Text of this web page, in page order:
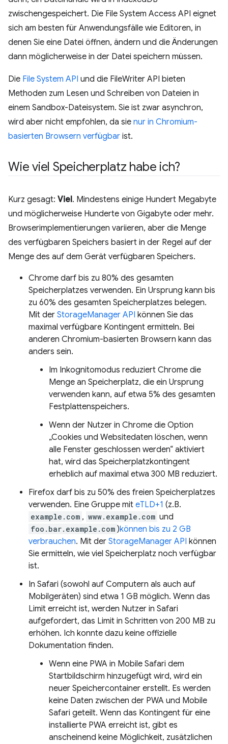
zwischengespeichert. Die File System Access API eignet
sich am besten für Anwendungsfälle wie Editoren, in
denen Sie eine Datei öffnen, ändern und die Änderungen
dann möglicherweise in der Datei speichern müssen.
Die File System API und die FileWriter API bieten
Methoden zum Lesen und Schreiben von Dateien in
einem Sandbox-Dateisystem. Sie ist zwar asynchron,
wird aber nicht empfohlen, da sie nur in Chromium-
basierten Browsern verfügbar ist.
Wie viel Speicherplatz habe ich?
Kurz gesagt: Viel. Mindestens einige Hundert Megabyte
und möglicherweise Hunderte von Gigabyte oder mehr.
Browserimplementierungen variieren, aber die Menge
des verfügbaren Speichers basiert in der Regel auf der
Menge des auf dem Gerät verfügbaren Speichers.
Chrome darf bis zu 80% des gesamten
Speicherplatzes verwenden. Ein Ursprung kann bis
zu 60% des gesamten Speicherplatzes belegen.
Mit der StorageManager API können Sie das
maximal verfügbare Kontingent ermitteln. Bei
anderen Chromium-basierten Browsern kann das
anders sein.
Im Inkognitomodus reduziert Chrome die
Menge an Speicherplatz, die ein Ursprung
verwenden kann, auf etwa 5% des gesamten
Festplattenspeichers.
Wenn der Nutzer in Chrome die Option
„Cookies und Websitedaten löschen, wenn
alle Fenster geschlossen werden“ aktiviert
hat, wird das Speicherplatzkontingent
erheblich auf maximal etwa 300 MB reduziert.
Firefox darf bis zu 50% des freien Speicherplatzes
verwenden. Eine Gruppe mit eTLD+1 (z.B.
example.com , www.example.com und
foo.bar.example.com )können bis zu 2 GB
verbrauchen. Mit der StorageManager API können
Sie ermitteln, wie viel Speicherplatz noch verfügbar
ist.
In Safari (sowohl auf Computern als auch auf
Mobilgeräten) sind etwa 1 GB möglich. Wenn das
Limit erreicht ist, werden Nutzer in Safari
aufgefordert, das Limit in Schritten von 200 MB zu
erhöhen. Ich konnte dazu keine offizielle
Dokumentation finden.
Wenn eine PWA in Mobile Safari dem
Startbildschirm hinzugefügt wird, wird ein
neuer Speichercontainer erstellt. Es werden
keine Daten zwischen der PWA und Mobile
Safari geteilt. Wenn das Kontingent für eine
installierte PWA erreicht ist, gibt es
anscheinend keine Möglichkeit, zusätzlichen